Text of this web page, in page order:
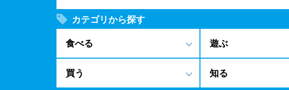
カテゴリから探す
食べる
遊ぶ
買う 知る